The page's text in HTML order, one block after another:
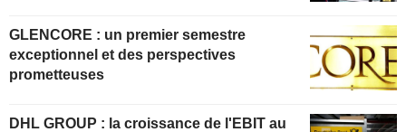
GLENCORE : un premier semestre
exceptionnel et des perspectives
prometteuses
DHL GROUP : la croissance de l'EBIT au